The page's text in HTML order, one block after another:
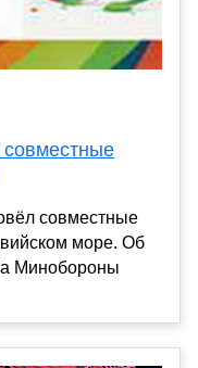
совместные
совместные
море. Об
Минобороны